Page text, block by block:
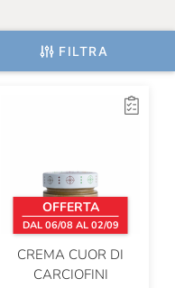
FILTRA
OFFERTA
DAL 06/08 AL 02/09
CREMA CUOR DI
CARCIOFINI